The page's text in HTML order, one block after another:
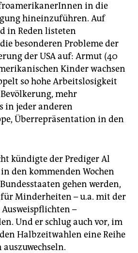
in die
hineinzuführen. Auf
in Reden listeten
besonderen Probleme der
der USA auf: Armut (40
Kinder wachsen
so hohe Arbeitslosigkeit
mehr
in jeder anderen
Überrepräsentation in den
kündigte der Prediger Al
den kommenden Wochen
gehen werden,
Minderheiten – u.a. mit der
–
Und er schlug auch vor, im
Halbzeitwahlen eine Reihe